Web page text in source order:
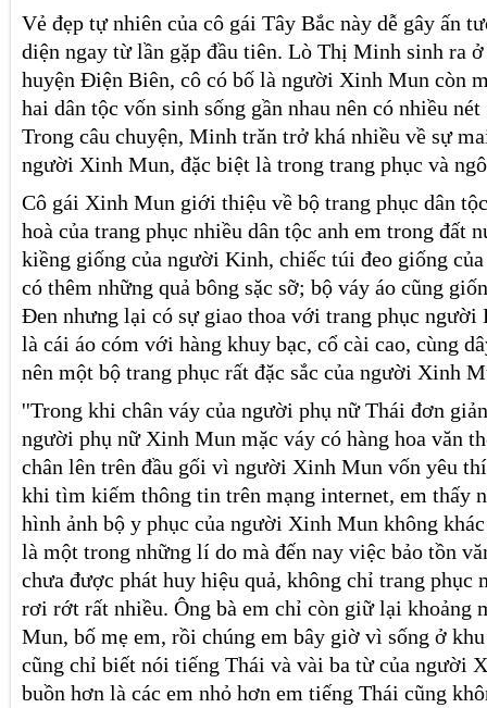
Vẻ đẹp tự nhiên của cô gái Tây Bắc này dễ gây ấn
diện ngay từ lần gặp đầu tiên. Lò Thị Minh sinh ra
huyện Điện Biên, cô có bố là người Xinh Mun còn
hai dân tộc vốn sinh sống gần nhau nên có nhiều
Trong câu chuyện, Minh trăn trở khá nhiều về sự
người Xinh Mun, đặc biệt là trong trang phục và
Cô gái Xinh Mun giới thiệu về bộ trang phục dân
hoà của trang phục nhiều dân tộc anh em trong đất
kiềng giống của người Kinh, chiếc túi đeo giống
có thêm những quả bông sặc sỡ; bộ váy áo cũng
Đen nhưng lại có sự giao thoa với trang phục người
là cái áo cóm với hàng khuy bạc, cổ cài cao, cùng
nên một bộ trang phục rất đặc sắc của người Xinh
''Trong khi chân váy của người phụ nữ Thái đơn
người phụ nữ Xinh Mun mặc váy có hàng hoa văn
chân lên trên đầu gối vì người Xinh Mun vốn yêu
khi tìm kiếm thông tin trên mạng internet, em thấy
hình ảnh bộ y phục của người Xinh Mun không
là một trong những lí do mà đến nay việc bảo tồn
chưa được phát huy hiệu quả, không chỉ trang phục
rơi rớt rất nhiều. Ông bà em chỉ còn giữ lại khoảng
Mun, bố mẹ em, rồi chúng em bây giờ vì sống ở
cũng chỉ biết nói tiếng Thái và vài ba từ của người
buồn hơn là các em nhỏ hơn em tiếng Thái cũng